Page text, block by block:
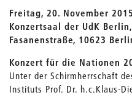
Freitag, 20. November
Konzertsaal der UdK
Fasanenstraße, 10623
Konzert für die Nationen
Unter der Schirmherrschaft
Instituts Prof. Dr. h.c.Klaus-